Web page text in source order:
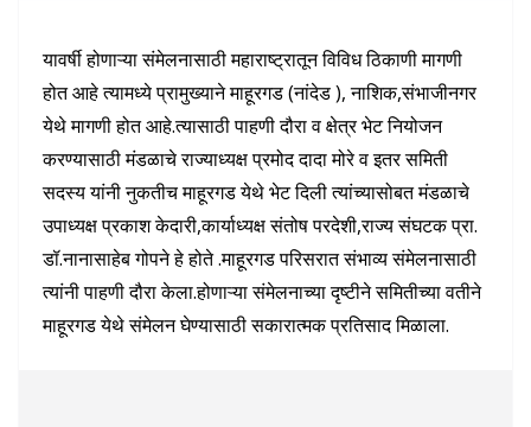
यावर्षी होणाऱ्या संमेलनासाठी महाराष्ट्रातून विविध ठिकाणी मागणी
होत आहे त्यामध्ये प्रामुख्याने माहूरगड (नांदेड ), नाशिक,संभाजीनगर
येथे मागणी होत आहे.त्यासाठी पाहणी दौरा व क्षेत्र भेट नियोजन
करण्यासाठी मंडळाचे राज्याध्यक्ष प्रमोद दादा मोरे व इतर समिती
सदस्य यांनी नुकतीच माहूरगड येथे भेट दिली त्यांच्यासोबत मंडळाचे
उपाध्यक्ष प्रकाश केदारी,कार्याध्यक्ष संतोष परदेशी,राज्य संघटक प्रा.
डॉ.नानासाहेब गोपने हे होते .माहूरगड परिसरात संभाव्य संमेलनासाठी
त्यांनी पाहणी दौरा केला.होणाऱ्या संमेलनाच्या दृष्टीने समितीच्या वतीने
माहूरगड येथे संमेलन घेण्यासाठी सकारात्मक प्रतिसाद मिळाला.